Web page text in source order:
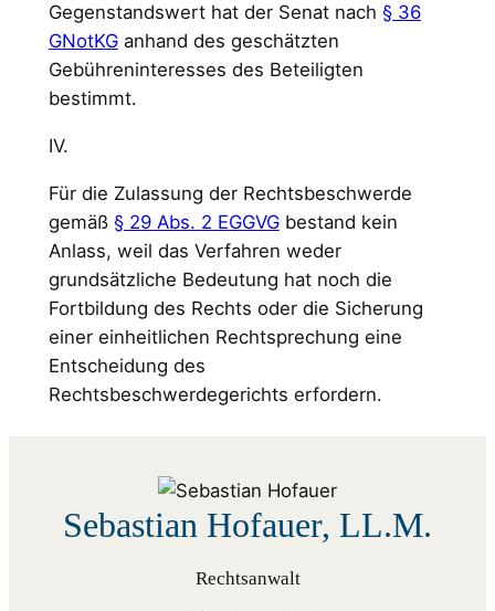
Gegenstandswert hat der Senat nach § 36
GNotKGanhand des geschätzten
Gebühreninteresses des Beteiligten
bestimmt.
IV.
Für die Zulassung der Rechtsbeschwerde
gemäß § 29 Abs. 2 EGGVGbestand kein
Anlass, weil das Verfahren weder
grundsätzliche Bedeutung hat noch die
Fortbildung des Rechts oder die Sicherung
einer einheitlichen Rechtsprechung eine
Entscheidung des
Rechtsbeschwerdegerichts erfordern.
Sebastian Hofauer, LL.M.
Rechtsanwalt